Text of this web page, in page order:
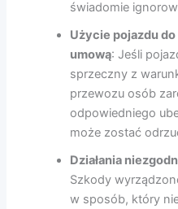
świadomie
Użycie pojazdu
umową: Jeśli
sprzeczny z
przewozu osób
odpowiedniego
może zostać
Działania
Szkody
w sposób, który